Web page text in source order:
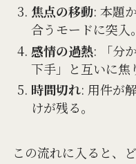
焦点の移動: 本題
合うモードに突入。
感情の過熱: 「分
下手」と互いに焦
時間切れ: 用件が
けが残る。
この流れに入ると、